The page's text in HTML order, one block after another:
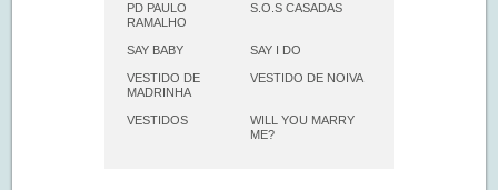
PD PAULO
RAMALHO
S.O.S CASADAS
SAY BABY SAY I DO
VESTIDO DE
MADRINHA
VESTIDO DE NOIVA
VESTIDOS
WILL YOU MARRY
ME?